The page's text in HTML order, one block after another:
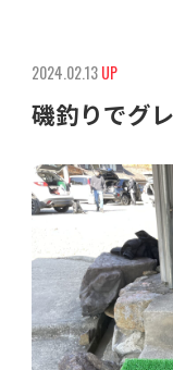
2024.02.13UP
磯釣りでグ